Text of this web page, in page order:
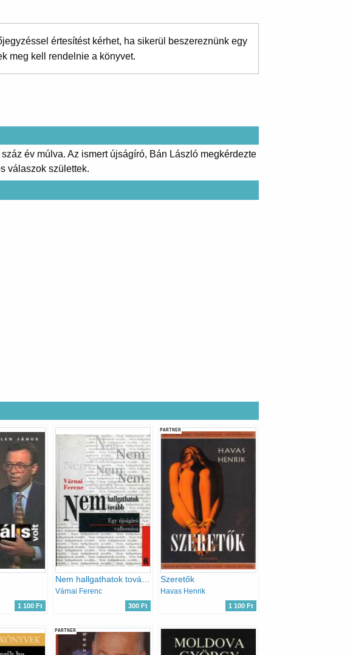
értesítést kérhet, ha sikerül beszereznünk egy
meg kell rendelnie a könyvet.
év múlva. Az ismert újságíró, Bán László megkérdezte
válaszok születtek.
1 100 Ft
Nem hallgathatok tovább... (Egy újságíró vallomása)
Várnai Ferenc
300 Ft
PARTNER
Szeretők
Havas Henrik
1 100 Ft
PARTNER